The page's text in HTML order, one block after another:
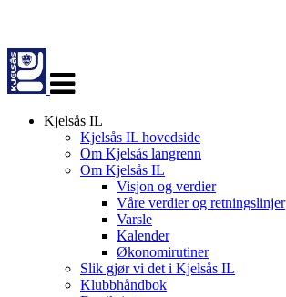
navigasjon
Kjelsås IL
Kjelsås IL hovedside
Om Kjelsås langrenn
Om Kjelsås IL
Visjon og verdier
Våre verdier og retningslinjer
Varsle
Kalender
Økonomirutiner
Slik gjør vi det i Kjelsås IL
Klubbhåndbok